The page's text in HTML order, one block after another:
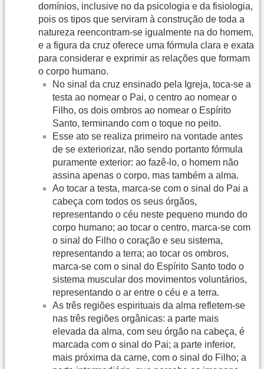
domínios, inclusive no da psicologia e da fisiologia,
pois os tipos que serviram à construção de toda a
natureza reencontram-se igualmente na do homem,
e a figura da cruz oferece uma fórmula clara e exata
para considerar e exprimir as relações que formam
o corpo humano.
No sinal da cruz ensinado pela Igreja, toca-se a
testa ao nomear o Pai, o centro ao nomear o
Filho, os dois ombros ao nomear o Espírito
Santo, terminando com o toque no peito.
Esse ato se realiza primeiro na vontade antes
de se exteriorizar, não sendo portanto fórmula
puramente exterior: ao fazê-lo, o homem não
assina apenas o corpo, mas também a alma.
Ao tocar a testa, marca-se com o sinal do Pai a
cabeça com todos os seus órgãos,
representando o céu neste pequeno mundo do
corpo humano; ao tocar o centro, marca-se com
o sinal do Filho o coração e seu sistema,
representando a terra; ao tocar os ombros,
marca-se com o sinal do Espírito Santo todo o
sistema muscular dos movimentos voluntários,
representando o ar entre o céu e a terra.
As três regiões espirituais da alma refletem-se
nas três regiões orgânicas: a parte mais
elevada da alma, com seu órgão na cabeça, é
marcada com o sinal do Pai; a parte inferior,
mais próxima da carne, com o sinal do Filho; a